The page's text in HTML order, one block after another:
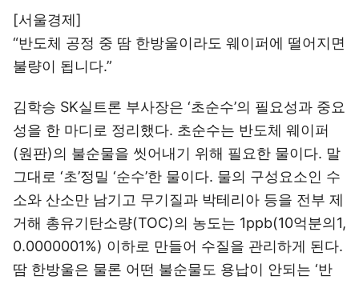
[서울경제]
“반도체 공정 중 땀 한방울이라도 웨이퍼에 떨어지면
불량이 됩니다.”
김학승 SK실트론 부사장은 ‘초순수’의 필요성과 중요
성을 한 마디로 정리했다. 초순수는 반도체 웨이퍼
(원판)의 불순물을 씻어내기 위해 필요한 물이다. 말
그대로 ‘초’정밀 ‘순수’한 물이다. 물의 구성요소인 수
소와 산소만 남기고 무기질과 박테리아 등을 전부 제
거해 총유기탄소량(TOC)의 농도는 1ppb(10억분의1,
0.0000001%) 이하로 만들어 수질을 관리하게 된다.
땀 한방울은 물론 어떤 불순물도 용납이 안되는 ‘반